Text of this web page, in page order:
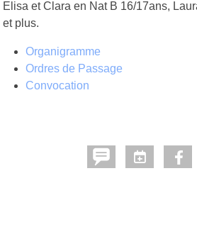
Elisa et Clara en Nat B 16/17ans,
et plus.
Organigramme
Ordres de Passage
Convocation